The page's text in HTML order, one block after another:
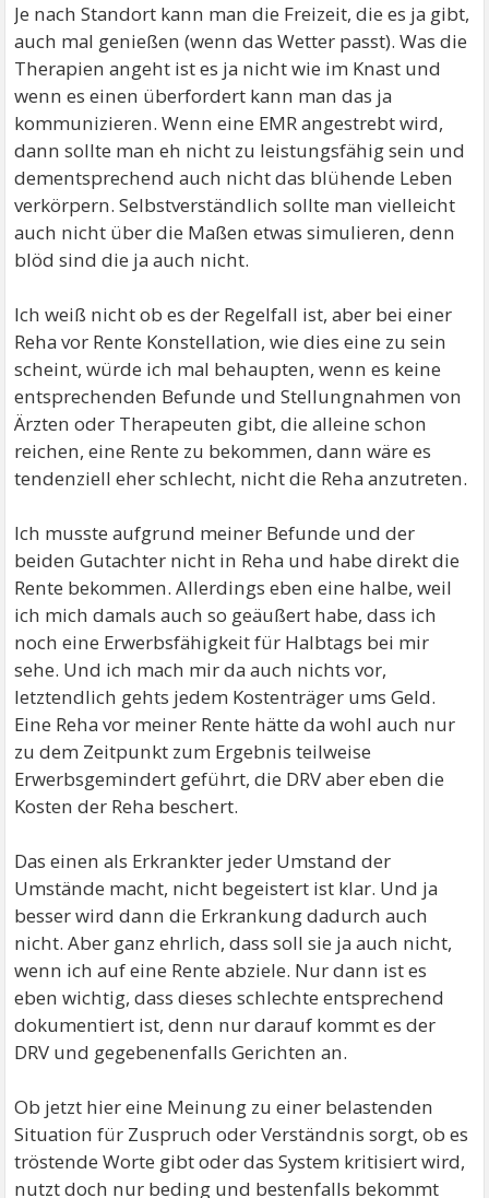
Je nach Standort kann man die Freizeit, die es ja gibt,
auch mal genießen (wenn das Wetter passt). Was die
Therapien angeht ist es ja nicht wie im Knast und
wenn es einen überfordert kann man das ja
kommunizieren. Wenn eine EMR angestrebt wird,
dann sollte man eh nicht zu leistungsfähig sein und
dementsprechend auch nicht das blühende Leben
verkörpern. Selbstverständlich sollte man vielleicht
auch nicht über die Maßen etwas simulieren, denn
blöd sind die ja auch nicht.
Ich weiß nicht ob es der Regelfall ist, aber bei einer
Reha vor Rente Konstellation, wie dies eine zu sein
scheint, würde ich mal behaupten, wenn es keine
entsprechenden Befunde und Stellungnahmen von
Ärzten oder Therapeuten gibt, die alleine schon
reichen, eine Rente zu bekommen, dann wäre es
tendenziell eher schlecht, nicht die Reha anzutreten.
Ich musste aufgrund meiner Befunde und der
beiden Gutachter nicht in Reha und habe direkt die
Rente bekommen. Allerdings eben eine halbe, weil
ich mich damals auch so geäußert habe, dass ich
noch eine Erwerbsfähigkeit für Halbtags bei mir
sehe. Und ich mach mir da auch nichts vor,
letztendlich gehts jedem Kostenträger ums Geld.
Eine Reha vor meiner Rente hätte da wohl auch nur
zu dem Zeitpunkt zum Ergebnis teilweise
Erwerbsgemindert geführt, die DRV aber eben die
Kosten der Reha beschert.
Das einen als Erkrankter jeder Umstand der
Umstände macht, nicht begeistert ist klar. Und ja
besser wird dann die Erkrankung dadurch auch
nicht. Aber ganz ehrlich, dass soll sie ja auch nicht,
wenn ich auf eine Rente abziele. Nur dann ist es
eben wichtig, dass dieses schlechte entsprechend
dokumentiert ist, denn nur darauf kommt es der
DRV und gegebenenfalls Gerichten an.
Ob jetzt hier eine Meinung zu einer belastenden
Situation für Zuspruch oder Verständnis sorgt, ob es
tröstende Worte gibt oder das System kritisiert wird,
nutzt doch nur beding und bestenfalls bekommt